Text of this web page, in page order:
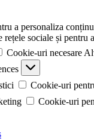
a personaliza
sociale și pentru
Cookie-uri necesare
Cookie-uri
Cookie-uri